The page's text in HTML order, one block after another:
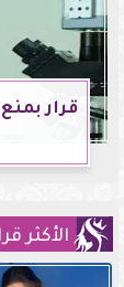
قرار
الأكثر